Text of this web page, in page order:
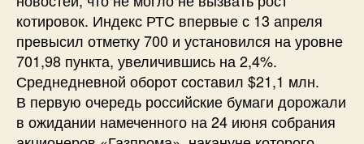
котировок. Индекс РТС впервые с 13 апреля
превысил отметку 700 и установился на уровне
701,98 пункта, увеличившись на 2,4%.
Среднедневной оборот составил $21,1 млн.
В первую очередь российские бумаги дорожали
в ожидании намеченного на 24 июня собрания